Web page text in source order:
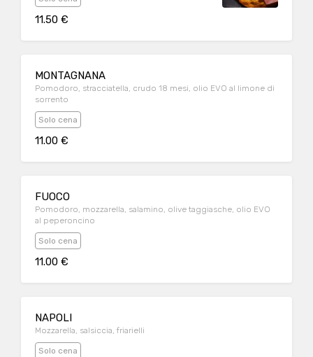
11.50 €
MONTAGNANA
Pomodoro, stracciatella, crudo 18 mesi, olio EVO al limone di
sorrento
Solo cena
11.00 €
FUOCO
Pomodoro, mozzarella, salamino, olive taggiasche, olio EVO
al peperoncino
Solo cena
11.00 €
NAPOLI
Mozzarella, salsiccia, friarielli
Solo cena